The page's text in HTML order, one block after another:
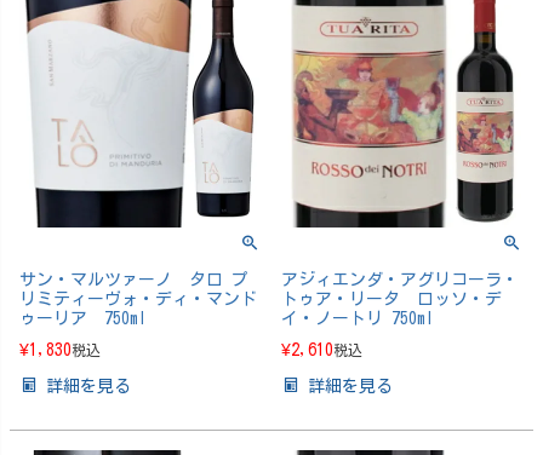
サン・マルツァーノ タロ プ
リミティーヴォ・ディ・マンド
ゥーリア 750ml
¥1,830税込
詳細を見る
アジィエンダ・アグリコーラ・
トゥア・リータ ロッソ・デ
イ・ノートリ 750ml
¥2,610税込
詳細を見る